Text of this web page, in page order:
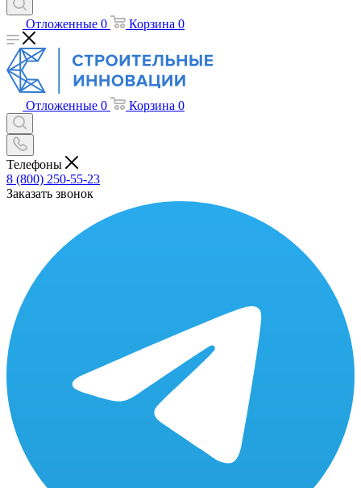
Отложенные 0 Корзина 0
Отложенные 0 Корзина 0
Телефоны
8 (800) 250-55-23
Заказать звонок